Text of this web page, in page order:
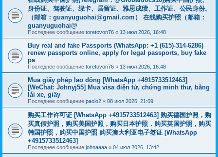
身份证、驾驶证、绿卡、居留证、雅思成绩、工作证、公民身份。
（邮箱： guanyuguohai@gmail.com ） 在线购买护照（邮箱：
guanyuguohai@
Последнее сообщение toretovon76 « 13 июл 2026, 16:48
Buy real and fake Passports (WhatsApp: +1 (615)-314-6286)
renew passports online, apply for legal passports, buy fake
pa
Последнее сообщение toretovon76 « 13 июл 2026, 16:48
Mua giấy phép lao động [WhatsApp +4915733512463]
[WeChat: Johnyj55] Mua visa điện tử, chứng minh thư, bằng
lái xe, giấy
Последнее сообщение paolo2 « 08 июл 2026, 21:09
购买工作许可证 [WhatsApp +4915733512463] 购买德国护照，购
买真假护照，购买美国护照，购买日本护照，购买英国护照，购买
韩国护照，购买中国护照 购买澳大利亚电子签证 [WhatsApp
+4915733512463]
Последнее сообщение johnaaaa « 04 июл 2026, 13:42